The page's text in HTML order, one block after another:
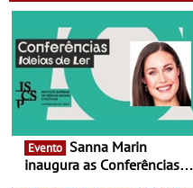
Evento
inaugura as Conferências